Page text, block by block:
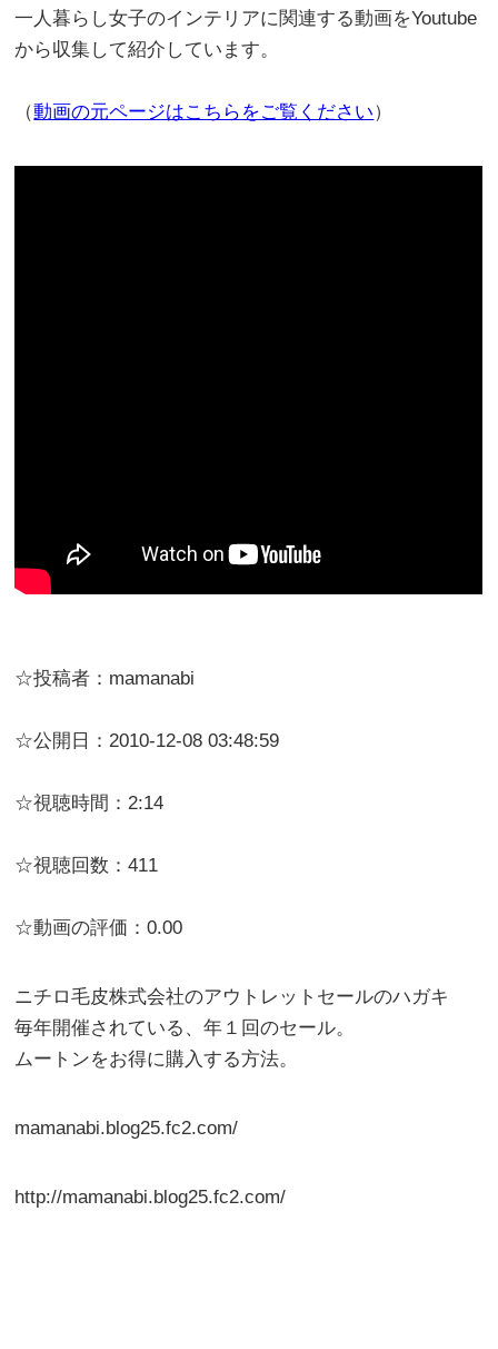
一人暮らし女子のインテリアに関連する動画をYoutube
から収集して紹介しています。
（動画の元ページはこちらをご覧ください）
☆投稿者：mamanabi
☆公開日：2010-12-08 03:48:59
☆視聴時間：2:14
☆視聴回数：411
☆動画の評価：0.00
ニチロ毛皮株式会社のアウトレットセールのハガキ
毎年開催されている、年１回のセール。
ムートンをお得に購入する方法。
mamanabi.blog25.fc2.com/
http://mamanabi.blog25.fc2.com/